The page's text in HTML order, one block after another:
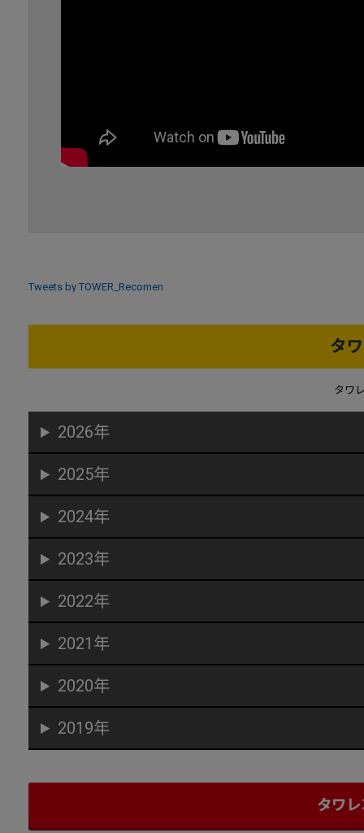
Tweets by TOWER_Recomen
タ
タワ
2026年
2025年
2024年
2023年
2022年
2021年
2020年
2019年
タワ